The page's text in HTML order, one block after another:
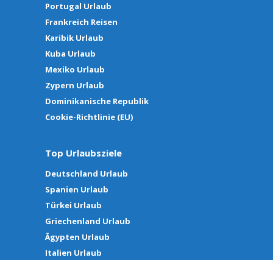
Portugal Urlaub
Frankreich Reisen
Karibik Urlaub
Kuba Urlaub
Mexiko Urlaub
Zypern Urlaub
Dominikanische Republik
Cookie-Richtlinie (EU)
Top Urlaubsziele
Deutschland Urlaub
Spanien Urlaub
Türkei Urlaub
Griechenland Urlaub
Ägypten Urlaub
Italien Urlaub